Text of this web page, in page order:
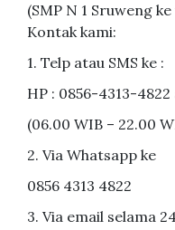
(SMP N 1 Sruweng
Kontak kami:
1. Telp atau SMS ke :
HP : 0856-4313-4822
(06.00 WIB – 22.00
2. Via Whatsapp ke
0856 4313 4822
3. Via email selama